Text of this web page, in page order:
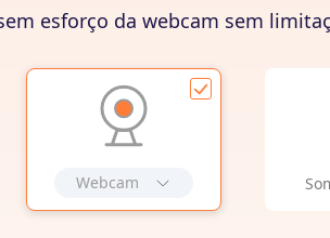
esforço da webcam sem
Webcam